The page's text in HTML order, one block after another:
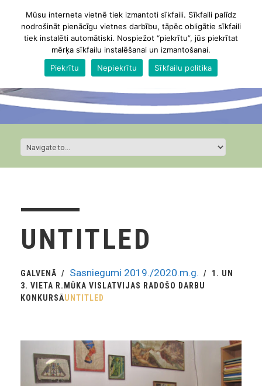
UNTITLED
GALVENĀ Sasniegumi 2019./2020.m.g.
1. UN
3. VIETA R.MŪKA VISLATVIJAS RADOŠO DARBU
KONKURSĀUNTITLED
Mūsu interneta vietnē tiek izmantoti sīkfaili. Sīkfaili palīdz
nodrošināt pienācīgu vietnes darbību, tāpēc obligātie sīkfaili
tiek instalēti automātiski. Nospiežot “piekrītu”, jūs piekrītat
mērķa sīkfailu instalēšanai un izmantošanai.
Piekrītu
Nepiekrītu Sīkfailu politika